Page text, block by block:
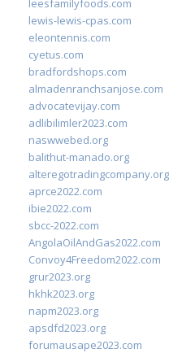
leesfamilyfoods.com
lewis-lewis-cpas.com
eleontennis.com
cyetus.com
bradfordshops.com
almadenranchsanjose.com
advocatevijay.com
adlibilimler2023.com
naswwebed.org
balithut-manado.org
alteregotradingcompany.org
aprce2022.com
ibie2022.com
sbcc-2022.com
AngolaOilAndGas2022.com
Convoy4Freedom2022.com
grur2023.org
hkhk2023.org
napm2023.org
apsdfd2023.org
forumausape2023.com